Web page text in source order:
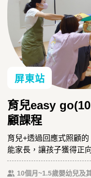
屏東站
育兒easy
顧課程
育兒+透過回應式照顧
能家長，讓孩子獲得正
求、與孩子一起成長。
10個月~1.5歲嬰幼兒及